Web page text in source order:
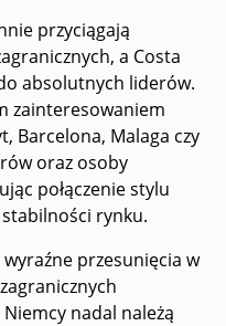
przyciągają
a Costa
absolutnych liderów.
zainteresowaniem
Barcelona, Malaga czy
oraz osoby
połączenie stylu
rynku.
przesunięcia w
nadal należą